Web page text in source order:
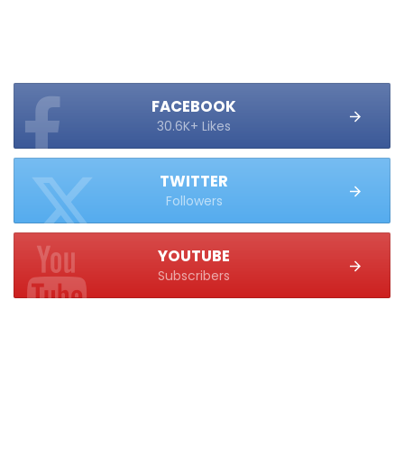
FACEBOOK
30.6K+ Likes
TWITTER
Followers
YOUTUBE
Subscribers